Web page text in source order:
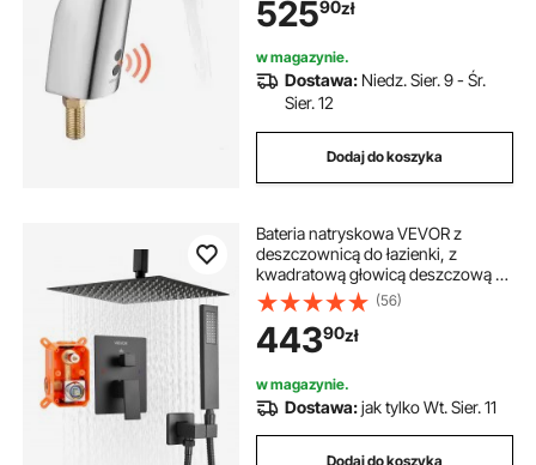
zasilana bateryjnie, bateria z
czujnikiem
52590zł
w magazynie.
Dostawa: Niedz. Sier. 9 - Śr.
Sier. 12
Dodaj do koszyka
Bateria natryskowa VEVOR z
deszczownicą do łazienki, z
kwadratową głowicą deszczową o
średnicy 305 mm i słuchawką
prysznicową, bateria łazienkowa
ścienna z zaworem mosiężnym i
zestawem wykończeniowym,
matowa czerń
(56)
44390zł
w magazynie.
Dostawa:jak tylko Wt. Sier. 11
Dodaj do koszyka